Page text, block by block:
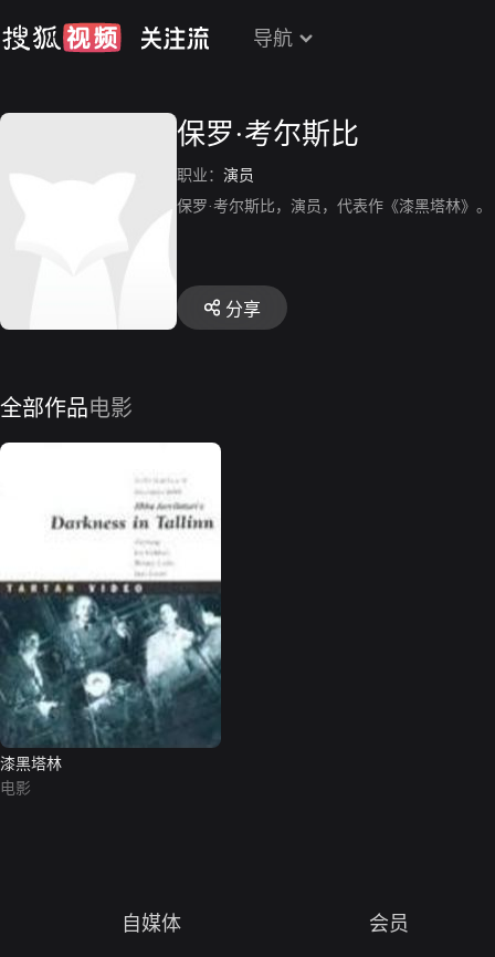
导航
保罗·考尔斯比
职业： 演员
保罗·考尔斯比，演员，代表作《漆黑塔林》。
分享
全部作品电影
漆黑塔林
电影
自媒体 会员